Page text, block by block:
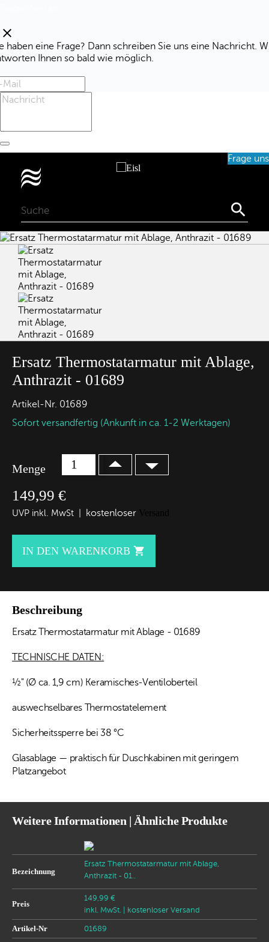
clear
haben eine Frage? Dann schreiben Sie uns eine Nachricht.
Ihnen so bald wie möglich.
Frage uns

Ersatz Thermostatarmatur mit Ablage,
Anthrazit - 01689
Artikel-Nr. 01689
Sofort versandfertig (Ankunft in ca. 1-2 Werktagen)
Menge
149,99 €
UVP inkl. MwSt | kostenloser
IN DEN WARENKORB 
Beschreibung
Ersatz Thermostatarmatur mit Ablage - 01689
TECHNISCHE DATEN:
½" (Ø ca. 1,9 cm) Keramisches-Ventiloberteil
auswechselbares Thermostatelement
Sicherheitssperre bei 38 °C
Glasablage — praktisch für Duschkabinen mit geringem
Platzangebot
Weitere Informationen | Ähnliche Produkte
Bezeichnung
Ersatz Thermostatarmatur mit Ablage,
Anthrazit - 01..
Preis
149,99 €
inkl. MwSt.
| kostenloser Versand
Artikel-Nr 01689